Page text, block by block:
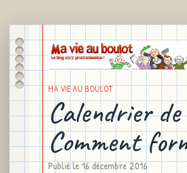
MA VIE AU BOULOT
Calendrier
Comment
Publié le16 décembre 2016